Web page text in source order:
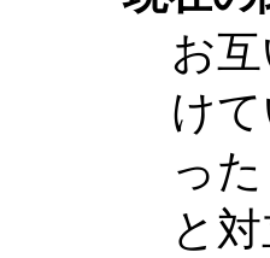
お
け
っ
と